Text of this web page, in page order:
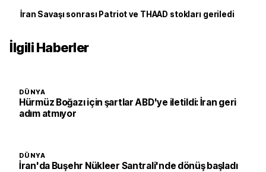
İran Savaşı sonrası Patriot ve THAAD stokları geriledi
İlgili Haberler
DÜNYA
Hürmüz Boğazı için şartlar ABD'ye iletildi: İran geri
adım atmıyor
DÜNYA
İran'da Buşehr Nükleer Santrali'nde dönüş başladı